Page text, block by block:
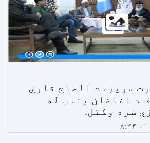
سرپرست الحاج قاري
د اغاخان بنسټ له
سره وکتل.